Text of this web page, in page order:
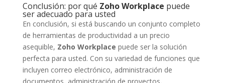
Conclusión: por qué Zoho Workplace puede
ser adecuado para usted
En conclusión, si está buscando un conjunto completo
de herramientas de productividad a un precio
asequible, Zoho Workplace puede ser la solución
perfecta para usted. Con su variedad de funciones que
incluyen correo electrónico, administración de